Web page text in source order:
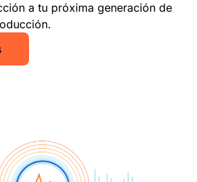
a tu próxima generación de